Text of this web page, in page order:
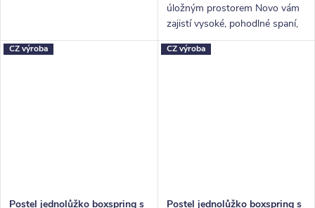
úložným prostorem Novo vám
zajistí vysoké, pohodlné spaní,
úložný prostor i krásný
designový prvek do vaší
CZ výroba
Postel jednolůžko boxspring s
CZ výroba
Postel jednolůžko boxspring s